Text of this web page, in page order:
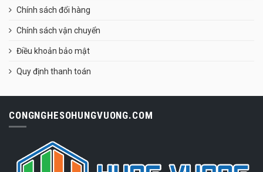
Chính sách đổi hàng
Chính sách vận chuyển
Điều khoản bảo mật
Quy định thanh toán
CONGNGHESOHUNGVUONG.COM